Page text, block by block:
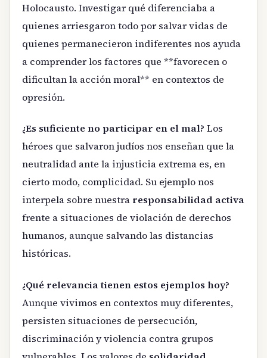
Holocausto. Investigar qué diferenciaba a
quienes arriesgaron todo por salvar vidas de
quienes permanecieron indiferentes nos ayuda
a comprender los factores que **favorecen o
dificultan la acción moral** en contextos de
opresión.
¿Es suficiente no participar en el mal? Los
héroes que salvaron judíos nos enseñan que la
neutralidad ante la injusticia extrema es, en
cierto modo, complicidad. Su ejemplo nos
interpela sobre nuestra responsabilidad activa
frente a situaciones de violación de derechos
humanos, aunque salvando las distancias
históricas.
¿Qué relevancia tienen estos ejemplos hoy?
Aunque vivimos en contextos muy diferentes,
persisten situaciones de persecución,
discriminación y violencia contra grupos